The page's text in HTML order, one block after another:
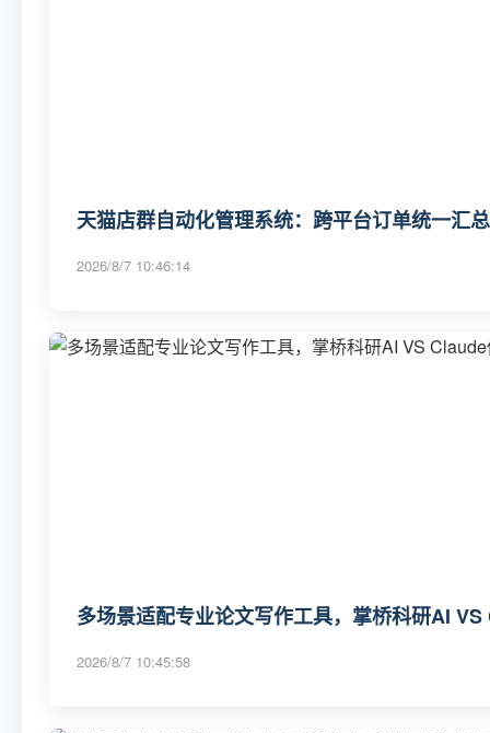
天猫店群自动化管理系统：跨平台订单统一汇
2026/8/7 10:46:14
多场景适配专业论文写作工具，掌桥科研AI
2026/8/7 10:45:58